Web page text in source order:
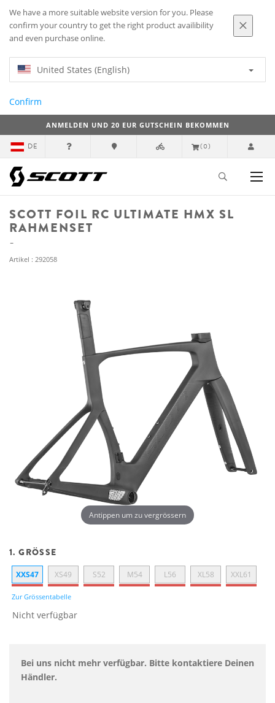
We have a more suitable website version for you. Please
confirm your country to get the right product availibility
and even purchase online.
United States (English)
Confirm
ANMELDEN UND 20 EUR GUTSCHEIN BEKOMMEN
DE (0)
SCOTT FOIL RC ULTIMATE HMX SL
RAHMENSET
Artikel : 292058
Antippen um zu vergrössern
1. GRÖSSE
XXS47 XS49 S52 M54 L56 XL58 XXL61
Zur Grössentabelle
Nicht verfügbar
Bei uns nicht mehr verfügbar. Bitte kontaktiere Deinen
Händler.